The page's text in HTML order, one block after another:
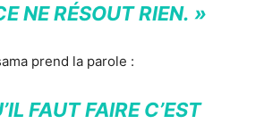
NE RÉSOUT RIEN. »
prend la parole :
FAUT FAIRE C’EST